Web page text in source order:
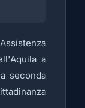
a
seconda